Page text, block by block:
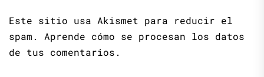
Este sitio usa Akismet para reducir el
spam. Aprende cómo se procesan los datos
de tus comentarios.